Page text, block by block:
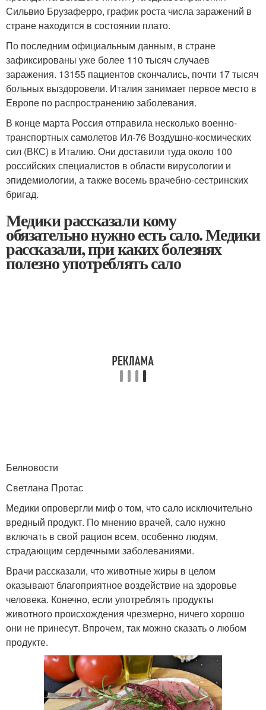
Сильвио Брузаферро, график роста числа заражений в
стране находится в состоянии плато.
По последним официальным данным, в стране
зафиксированы уже более 110 тысяч случаев
заражения. 13155 пациентов скончались, почти 17 тысяч
больных выздоровели. Италия занимает первое место в
Европе по распространению заболевания.
В конце марта Россия отправила несколько военно-
транспортных самолетов Ил-76 Воздушно-космических
сил (ВКС) в Италию. Они доставили туда около 100
российских специалистов в области вирусологии и
эпидемиологии, а также восемь врачебно-сестринских
бригад.
Медики рассказали кому
обязательно нужно есть сало. Медики
рассказали, при каких болезнях
полезно употреблять сало
Белновости
Светлана Протас
Медики опровергли миф о том, что сало исключительно
вредный продукт. По мнению врачей, сало нужно
включать в свой рацион всем, особенно людям,
страдающим сердечными заболеваниями.
Врачи рассказали, что животные жиры в целом
оказывают благоприятное воздействие на здоровье
человека. Конечно, если употреблять продукты
животного происхождения чрезмерно, ничего хорошо
они не принесут. Впрочем, так можно сказать о любом
продукте.